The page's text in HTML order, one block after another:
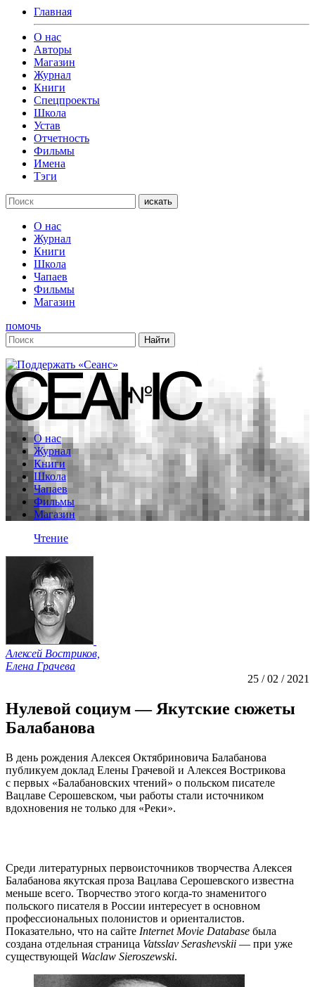
Главная
О нас
Авторы
Магазин
Журнал
Книги
Спецпроекты
Школа
Устав
Отчетность
Фильмы
Имена
Тэги
искать
О нас
Журнал
Книги
Школа
Чапаев
Фильмы
Магазин
помочь
О нас
Журнал
Книги
Школа
Чапаев
Фильмы
Магазин
Чтение
Алексей Востриков,
Елена Грачева
25 / 02 / 2021
Нулевой социум — Якутские сюжеты
Балабанова
В день рождения Алексея Октябриновича Балабанова
публикуем доклад Елены Грачевой и Алексея Вострикова
с первых «Балабановских чтений» о польском писателе
Вацлаве Серошевском, чьи работы стали источником
вдохновения не только для «Реки».
Среди литературных первоисточников творчества Алексея
Балабанова якутская проза Вацлава Серошевского известна
меньше всего. Творчество этого когда‐то знаменитого
польского писателя в России интересует в основном
профессиональных полонистов и ориенталистов.
Показательно, что на сайте Internet Movie Database была
создана отдельная страница Vatsslav Serashevskii — при уже
существующей Waclaw Sieroszewski.